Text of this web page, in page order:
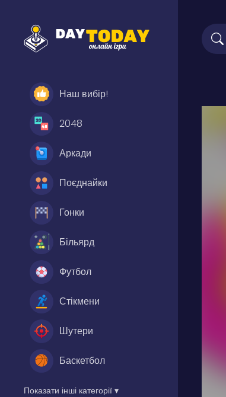
Наш вибір!
2048
Аркади
Поєднайки
Гонки
Більярд
Футбол
Стікмени
Шутери
Баскетбол
Показати інші категорії ▾